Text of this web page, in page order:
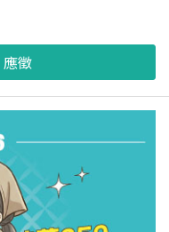
應徵